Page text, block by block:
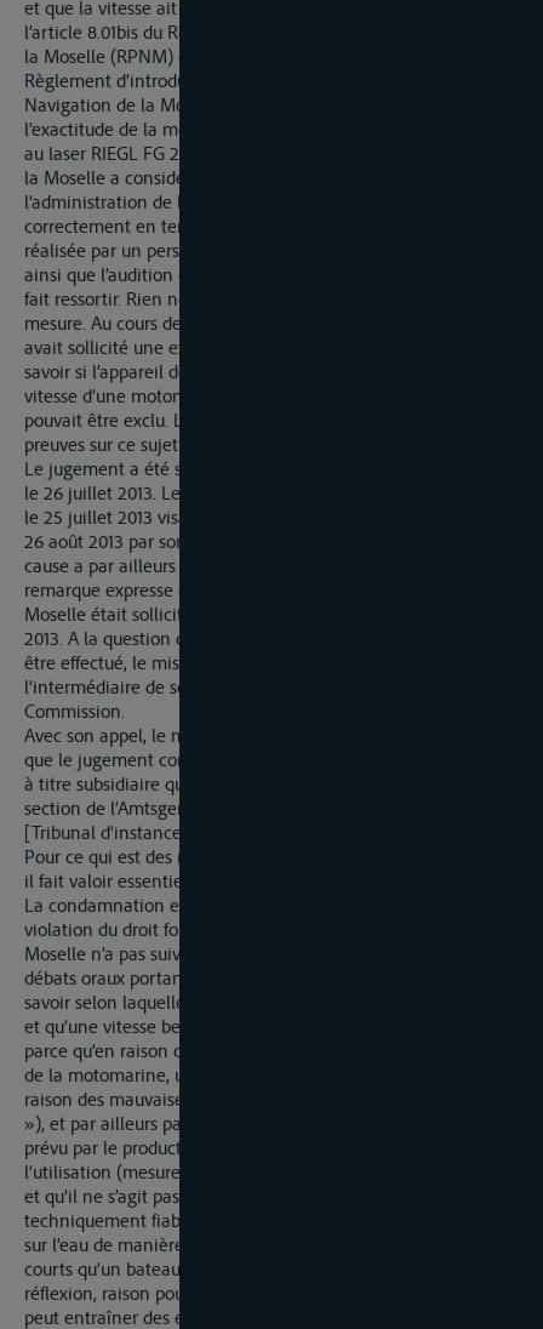
et que la vitesse ait été limitée à 30 km/h (non-respect de
l’article 8.01bis du Règlement de Police pour la Navigation de
la Moselle (RPNM) en liaison avec l’article 4 al. 3 n° 25 du
Règlement d’introduction du Règlement de Police pour la
Navigation de la Moselle). Le mis en cause a contesté
l’exactitude de la mesure de vitesse avec l’appareil de mesure
au laser RIEGL FG 21-PS. Mais le Tribunal de la navigation de
la Moselle a considéré le fait imputé comme étant avéré après
l’administration de la preuve. La mesure a été effectuée
correctement en tenant compte de la manipulation prescrite
réalisée par un personnel qualifié, avec un appareil étalonné,
ainsi que l’audition des témoins par les officiers de police l’a
fait ressortir. Rien ne permet de conclure à une erreur de
mesure. Au cours de l’audience principale, le mis en cause
avait sollicité une expertise essentiellement dans le but de
savoir si l’appareil de mesure était approprié à la mesure de la
vitesse d’une motomarine et si un déplacement du faisceau
pouvait être exclu. Le tribunal n’a pas demandé d’autres
preuves sur ce sujet.
Le jugement a été signifié au mis en cause et à son défenseur
le 26 juillet 2013. Le mis en cause a d’abord formulé la requête
le 25 juillet 2013 visant à autoriser le recours et l’a justifiée le
26 août 2013 par son défenseur. Le 26 août 2013, le mis en
cause a par ailleurs interjeté appel contre le jugement avec la
remarque expresse qu’une décision de la Commission de la
Moselle était sollicitée. Il a justifié l’appel le 24 septembre
2013. A la question de savoir lequel des deux recours devait
être effectué, le mis en cause a porté son choix, par
l’intermédiaire de son avocat, sur l’Appel devant la
Commission.
Avec son appel, le mis en cause demande
que le jugement contesté soit cassé et à ce qu’il soit acquitté,
à titre subsidiaire que l’affaire soit renvoyée à une autre
section de l’Amtsgericht
[Tribunal d’instance].
Pour ce qui est des motifs qu’il rattache à ceux de son recours,
il fait valoir essentiellement les points suivants :
La condamnation est injustifiée. Le grief soulevé concerne la
violation du droit formel. Le Tribunal de la navigation de la
Moselle n’a pas suivi la demande de preuves formulée lors des
débats oraux portant sur la sollicitation d’une expertise, à
savoir selon laquelle la mesure ne restitue pas la vitesse réelle
et qu’une vitesse beaucoup plus faible n’est pas exclue. Et ceci
parce qu’en raison du type de construction et de l’utilisation
de la motomarine, un déplacement du faisceau a lieu, aussi en
raison des mauvaises propriétés de réflexion (« effet Porsche
»), et par ailleurs parce que l’appareil de mesure n’est pas
prévu par le producteur pour le genre et la manière de
l’utilisation (mesure de véhicules nautiques, ici motomarines)
et qu’il ne s’agit pas d’un procédé de mesure incontestable et
techniquement fiable. De par le fait que la motomarine saute
sur l’eau de manière plus marquée et à des intervalles plus
courts qu’un bateau à moteur, il manque une surface plane de
réflexion, raison pour laquelle le déplacement du faisceau
peut entraîner des erreurs de mesure. Le Tribunal de la